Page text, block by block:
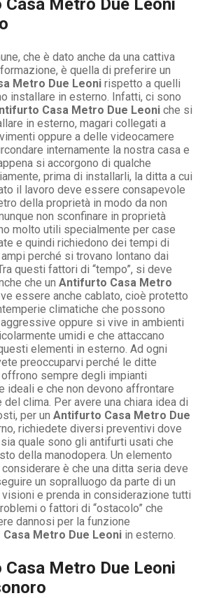
Metro Due Leoni
che è dato anche da una cattiva
è quella di preferire un
Metro Due Leoni rispetto a quelli
installare in esterno. Infatti, ci sono
Casa Metro Due Leoni che si
in esterno, magari collegati a
oppure a delle videocamere
internamente la nostra casa e
si accorgono di qualche
prima di installarli, la ditta a cui
il lavoro deve essere consapevole
della proprietà in modo da non
non sconfinare in proprietà
molto utili specialmente per case
e quindi richiedono dei tempi di
perché si trovano lontano dai
questi fattori di “tempo”, si deve
che un Antifurto Casa Metro
essere anche cablato, cioè protetto
climatiche che possono
oppure si vive in ambienti
umidi e che attaccano
elementi in esterno. Ad ogni
preoccuparvi perché le ditte
sempre degli impianti
ideali e che non devono affrontare
clima. Per avere una chiara idea di
per un Antifurto Casa Metro Due
richiedete diversi preventivi dove
quale sono gli antifurti usati che
della manodopera. Un elemento
è che una ditta seria deve
un sopralluogo da parte di un
visioni e prenda in considerazione tutti
o fattori di “ostacolo” che
dannosi per la funzione
Metro Due Leoni in esterno.
Metro Due Leoni